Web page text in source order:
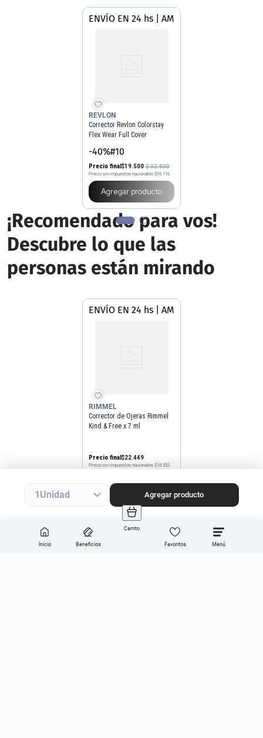
Inicio Beneficios
Carrito
Favoritos
1 Agregar producto
ENVÍO EN 24 hs | AMBA
REVLON
Corrector Revlon Colorstay
Flex Wear Full Cover
-40%#10
Precio final$19.500 $32.500
Precio sin impuestos nacionales $16.116
Agregar producto
¡Recomendado para vos!
Descubre lo que las
personas están mirando
ENVÍO EN 24 hs | AMBA
RIMMEL
Corrector de Ojeras Rimmel
Kind & Free x 7 ml
Precio final$22.449
Precio sin impuestos nacionales $18.553
Agregar producto